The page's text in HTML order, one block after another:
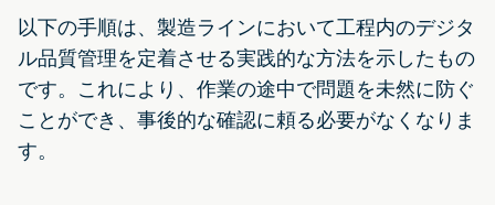
以下の手順は、製造ラインにおいて工程内のデジタ
ル品質管理を定着させる実践的な方法を示したもの
です。これにより、作業の途中で問題を未然に防ぐ
ことができ、事後的な確認に頼る必要がなくなりま
す。